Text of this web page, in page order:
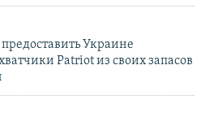
Украине
Patriot из своих запасов